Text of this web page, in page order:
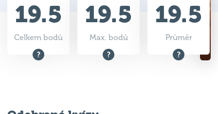
19.5
Celkem bodů
19.5
Max. bodů
19.5
Průměr